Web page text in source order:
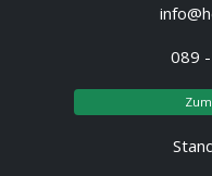
089